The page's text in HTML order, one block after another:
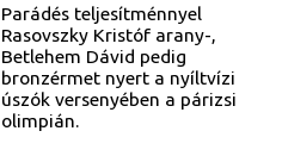
Parádés teljesítménnyel
Rasovszky Kristóf arany-,
Betlehem Dávid pedig
bronzérmet nyert a nyíltvízi
úszók versenyében a párizsi
olimpián.